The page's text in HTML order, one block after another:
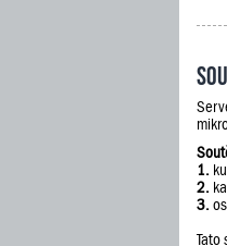
1.
2.
3.
Tato